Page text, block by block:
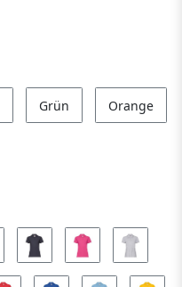
Grün Orange